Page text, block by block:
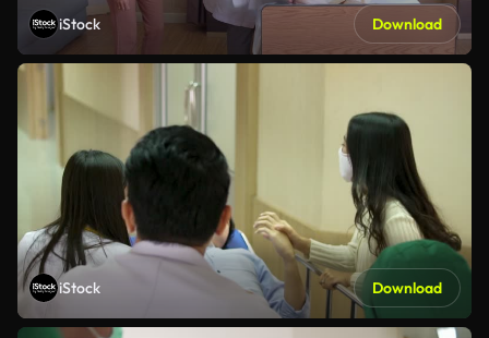
iStock Download
iStock Download